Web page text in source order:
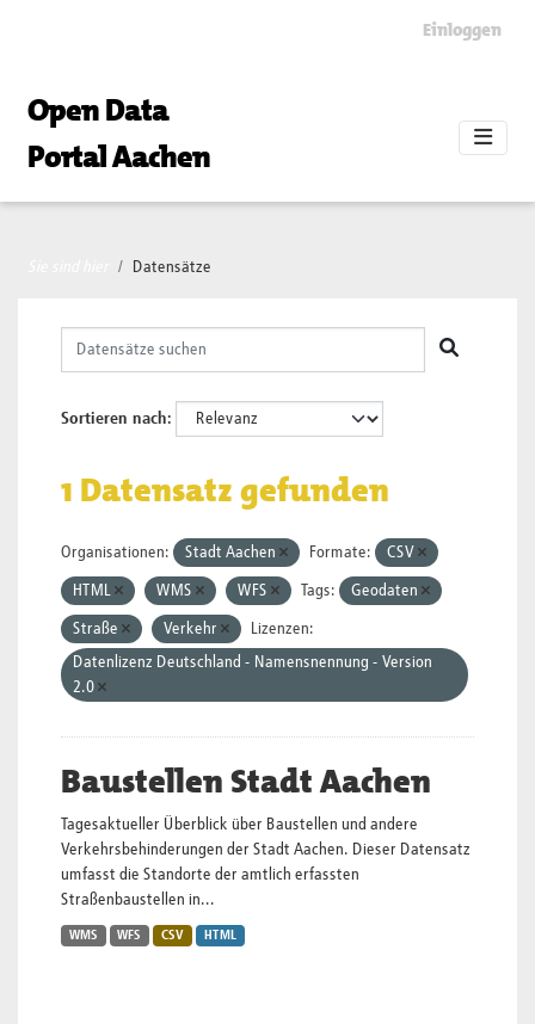
Einloggen
Open Data
Portal Aachen
Datensätze
Sortieren nach
1 Datensatz gefunden
Organisationen: Stadt Aachen Formate: CSV
HTML WMS WFS Tags: Geodaten
Straße Verkehr
Lizenzen:
Datenlizenz Deutschland - Namensnennung - Version
2.0
Baustellen Stadt Aachen
Tagesaktueller Überblick über Baustellen und andere
Verkehrsbehinderungen der Stadt Aachen. Dieser Datensatz
umfasst die Standorte der amtlich erfassten
Straßenbaustellen in...
WMS WFS CSV HTML